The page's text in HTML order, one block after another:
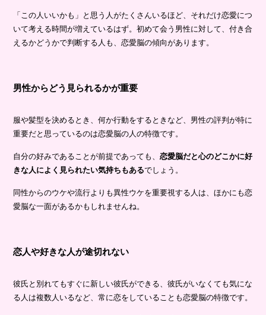
「この人いいかも」と思う人がたくさんいるほど、それだけ恋愛につ
いて考える時間が増えているはず。初めて会う男性に対して、付き合
えるかどうかで判断する人も、恋愛脳の傾向があります。
男性からどう見られるかが重要
服や髪型を決めるとき、何か行動をするときなど、男性の評判が特に
重要だと思っているのは恋愛脳の人の特徴です。
自分の好みであることが前提であっても、恋愛脳だと心のどこかに好
きな人によく見られたい気持ちもあるでしょう。
同性からのウケや流行よりも異性ウケを重要視する人は、ほかにも恋
愛脳な一面があるかもしれませんね。
恋人や好きな人が途切れない
彼氏と別れてもすぐに新しい彼氏ができる、彼氏がいなくても気にな
る人は複数人いるなど、常に恋をしていることも恋愛脳の特徴です。